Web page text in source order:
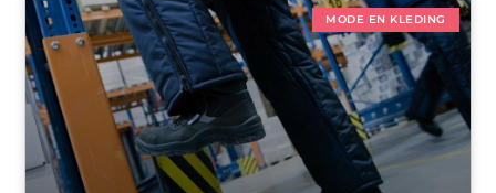
MODE EN KLEDING